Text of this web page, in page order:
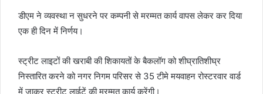
डीएम ने व्यवस्था न सुधरने पर कम्पनी से मरम्मत कार्य वापस लेकर कर दिया
एक ही दिन में निर्णय।
स्ट्रीट लाइटों की खराबी की शिकायतों के बैकलॉग को शीघ्रातिशीघ्र
निस्तारित करने को नगर निगम परिसर से 35 टीमे मयवाहन रोस्टरवार वार्ड
में जाकर स्ट्रीट लाईटें की मरम्मत कार्य करेंगी।